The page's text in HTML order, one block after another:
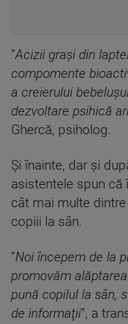
”Acizii graşi din
compomente
a creierului
dezvoltare psihică
Ghercă, psiholog.
Şi înainte, dar şi
asistentele spun că
cât mai multe
copiii la sân.
”Noi începem de la
promovăm
pună copilul la sân,
de informaţii”, a